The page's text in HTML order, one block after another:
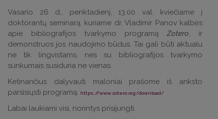
Vasario 26 d., penktadienį, 13.00 val. kviečiame į
doktorantų seminarą, kuriame dr. Vladimir Panov kalbės
apie bibliografijos tvarkymo programąZotero, ir
demonstruos jos naudojimo būdus. Tai gali būti aktualu
ne tik lingvistams, nes su bibliografijos tvarkymo
sunkumais susiduria ne vienas.
Ketinančius dalyvauti maloniai prašome iš anksto
parsisiųsti programą: https://www.zotero.org/download/
Labai laukiami visi, norintys prisijungti.